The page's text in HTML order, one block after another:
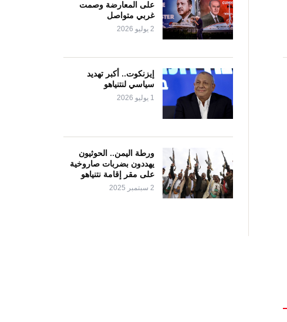
على المعارضة وصمت
غربي متواصل
2 يوليو 2026
إيزنكوت.. أكبر تهديد
سياسي لنتنياهو
1 يوليو 2026
ورطة اليمن.. الحوثيون
يهددون بضربات صاروخية
على مقر إقامة نتنياهو
2 سبتمبر 2025